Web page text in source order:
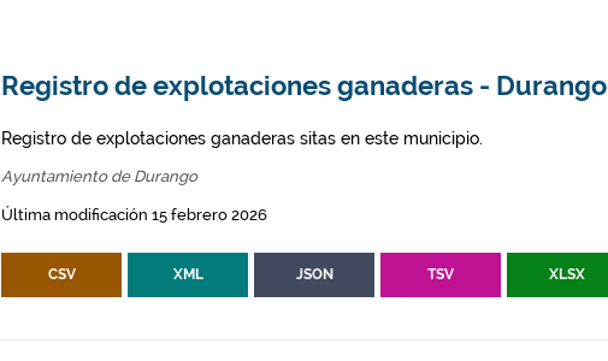
Registro de explotaciones ganaderas - Durango
Registro de explotaciones ganaderas sitas en este municipio.
Ayuntamiento de Durango
Última modificación 15 febrero 2026
CSV XML JSON TSV XLSX